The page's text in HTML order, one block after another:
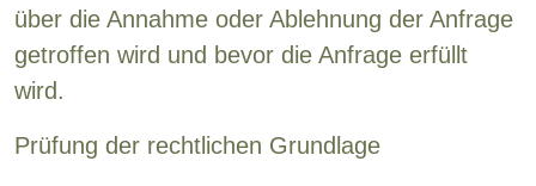
über die Annahme oder Ablehnung der Anfrage
getroffen wird und bevor die Anfrage erfüllt
wird.
Prüfung der rechtlichen Grundlage